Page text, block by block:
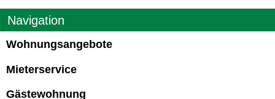
Navigation
Wohnungsangebote
Mieterservice
Gästewohnung